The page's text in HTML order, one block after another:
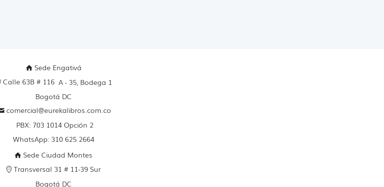
Sede Engativá
Calle 63B # 116 A - 35, Bodega 1
Bogotá DC
comercial@eurekalibros.com.co
PBX: 703 1014 Opción 2
WhatsApp: 310 625 2664
Sede Ciudad Montes
Transversal 31 # 11-39 Sur
Bogotá DC